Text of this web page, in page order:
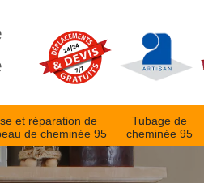
et réparation de
de cheminée 95
Tubage de
cheminée 95